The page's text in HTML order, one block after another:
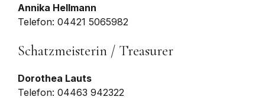
Annika Hellmann
Telefon: 04421 5065982
Schatzmeisterin / Treasurer
Dorothea Lauts
Telefon: 04463 942322